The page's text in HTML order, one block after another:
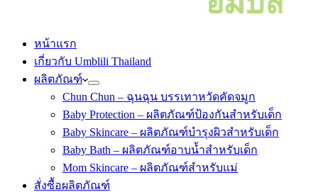
หน้าแรก
เกี่ยวกับ Umblili Thailand
ผลิตภัณฑ์
Chun Chun – ฉุนฉุน บรรเทาหวัดคัดจมูก
Baby Protection – ผลิตภัณฑ์ป้องกันสำหรับเด็ก
Baby Skincare – ผลิตภัณฑ์บำรุงผิวสำหรับเด็ก
Baby Bath – ผลิตภัณฑ์อาบน้ำสำหรับเด็ก
Mom Skincare – ผลิตภัณฑ์สำหรับแม่
สั่งซื้อผลิตภัณฑ์